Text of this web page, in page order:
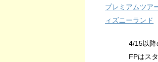
プレミアムツア
ィズニーランド
4/15以降
FPはス